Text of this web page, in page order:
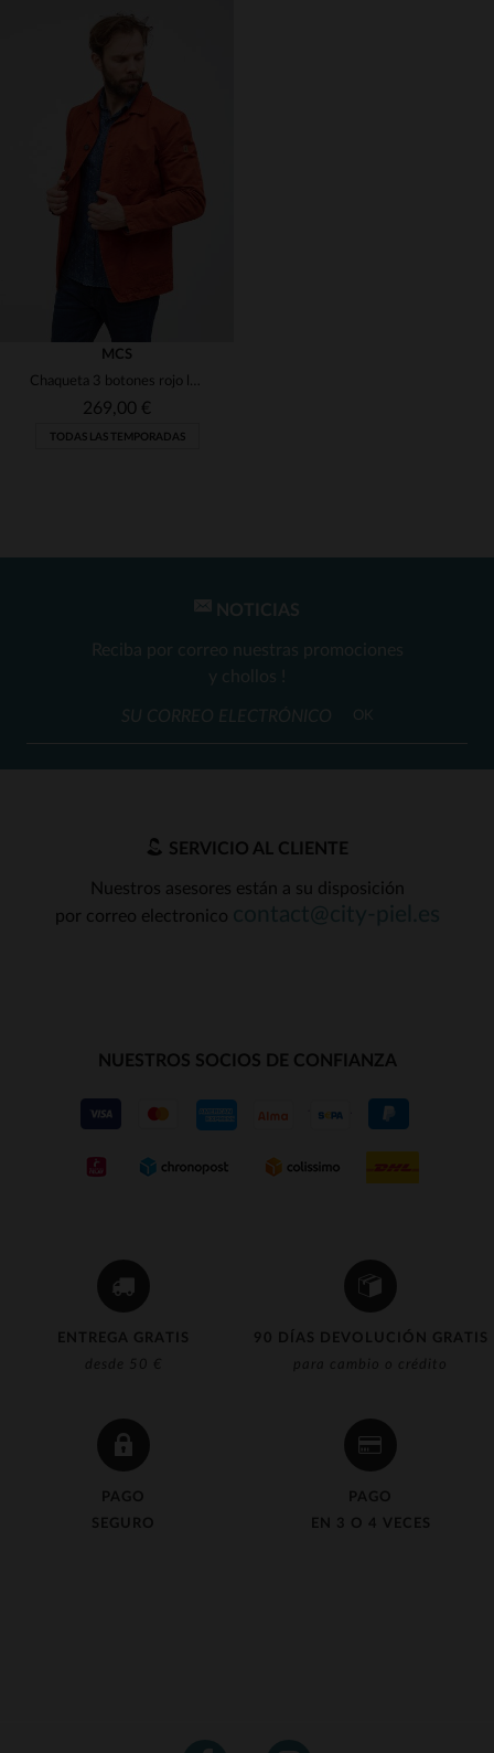
TALLAS DISPONIBLES
M
MCS
Chaqueta 3 botones rojo ladrillo de lino y algodón
269,00 €
TODAS LAS TEMPORADAS
ENTREGA GRATIS
desde 50 €
90 DÍAS DEVOLUCIÓN GRATIS
para cambio o crédito
PAGO
SEGURO
PAGO
EN 3 O 4 VECES
NOTICIAS
Reciba por correo nuestras promociones
y chollos !
OK
SERVICIO AL CLIENTE
Nuestros asesores están a su disposición
por correo electronico
NUESTROS SOCIOS DE CONFIANZA